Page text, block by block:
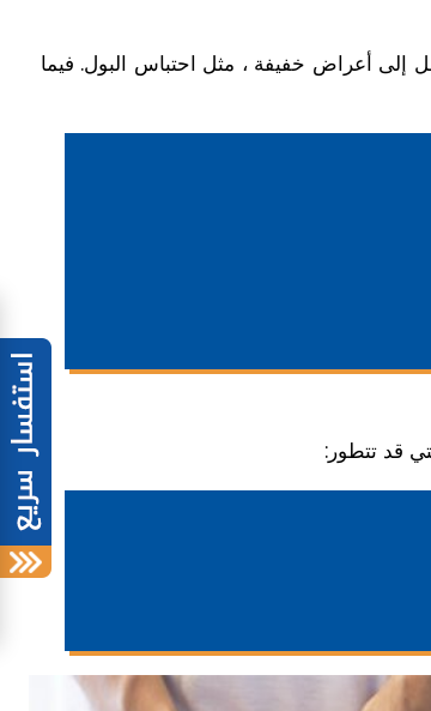
أعراض خفيفة ، مثل احتباس البول. فيما
قد تتطور: